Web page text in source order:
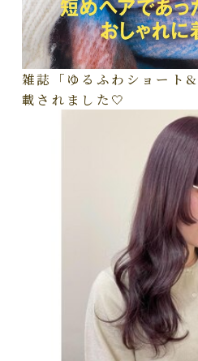
雑誌「ゆるふわショート
載されました🤍